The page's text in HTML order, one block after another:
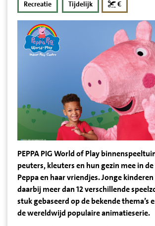
Recreatie Tijdelijk €korting
PEPPA PIG World of Play
peuters, kleuters en hun gezin mee in
Peppa en haar vriendjes. Jonge
daarbij meer dan 12 verschillende
stuk gebaseerd op de bekende thema’s
de wereldwijd populaire animatieserie.